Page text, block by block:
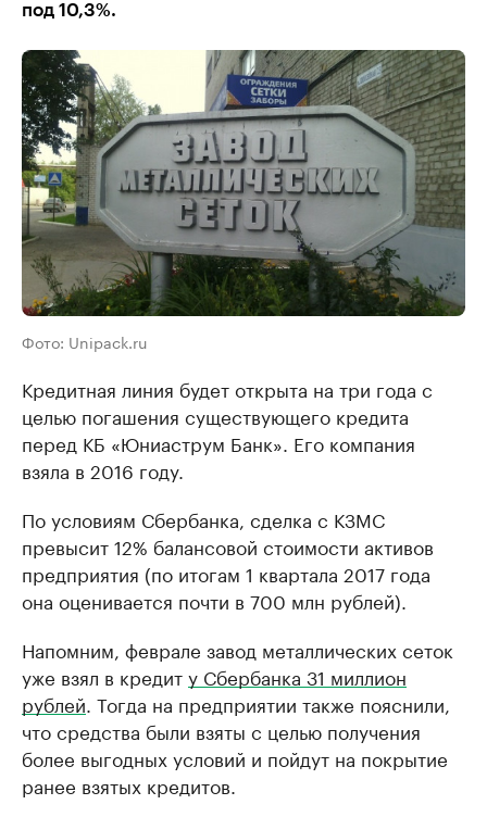
под 10,3%.
Фото: Unipack.ru
Кредитная линия будет открыта на три года с
целью погашения существующего кредита
перед КБ «​Юниаструм Банк». Его компания
взяла в 2016 году.
По условиям Сбербанка, сделка с КЗМС
превысит 12% балансовой стоимости активов
предприятия (по итогам 1 квартала 2017 года
она оценивается почти в 700 млн рублей).
Напомним, феврале завод металлических сеток
уже взял в кредиту Сбербанка 31 миллион
рублей . Тогда на предприятии также пояснили,
что средства были взяты с целью получения
более выгодных условий и пойдут на покрытие
ранее взятых кредитов.